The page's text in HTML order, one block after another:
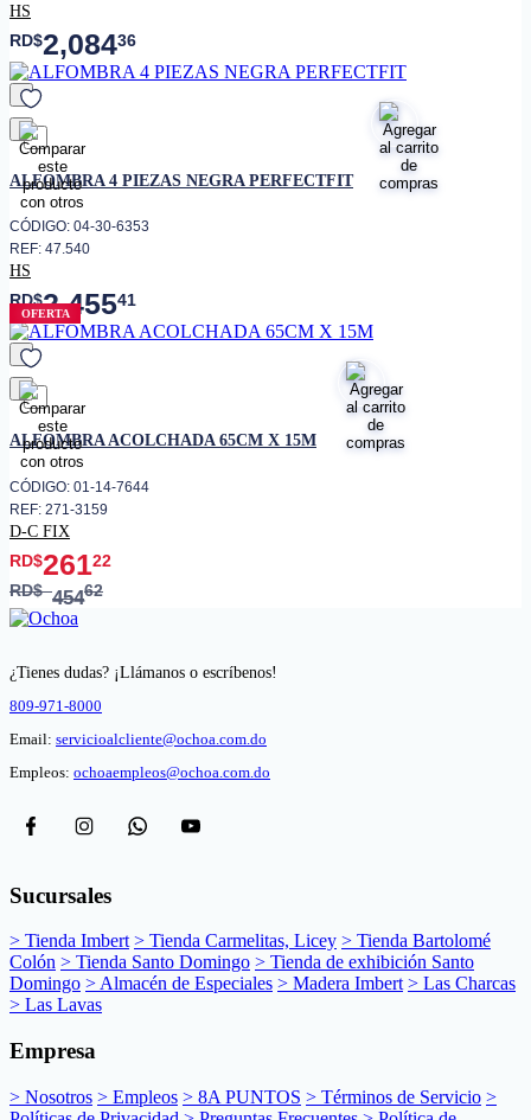
HS
RD$2,08436
favorito
ALFOMBRA 4 PIEZAS NEGRA PERFECTFIT
CÓDIGO: 04-30-6353
REF: 47.540
HS
RD$2,45541
OFERTA
favorito
ALFOMBRA ACOLCHADA 65CM X 15M
CÓDIGO: 01-14-7644
REF: 271-3159
D-C FIX
RD$26122
RD$45462
¿Tienes dudas? ¡Llámanos o escríbenos!
809-971-8000
Email: servicioalcliente@ochoa.com.do
Empleos: ochoaempleos@ochoa.com.do
Sucursales
> Tienda Imbert > Tienda Carmelitas, Licey > Tienda Bartolomé
Colón > Tienda Santo Domingo > Tienda de exhibición Santo
Domingo > Almacén de Especiales > Madera Imbert > Las Charcas
> Las Lavas
Empresa
> Nosotros > Empleos > 8A PUNTOS > Términos de Servicio >